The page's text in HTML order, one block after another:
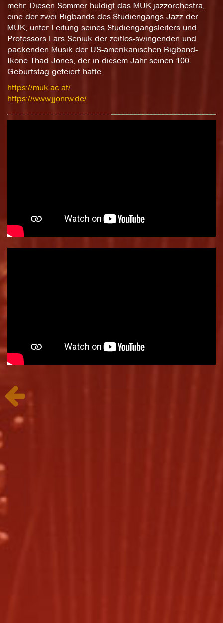
mehr. Diesen Sommer huldigt das MUK.jazzorchestra,
eine der zwei Bigbands des Studiengangs Jazz der
MUK, unter Leitung seines Studiengangsleiters und
Professors Lars Seniuk der zeitlos-swingenden und
packenden Musik der US-amerikanischen Bigband-
Ikone Thad Jones, der in diesem Jahr seinen 100.
Geburtstag gefeiert hätte.
https://muk.ac.at/
https://www.jjonrw.de/